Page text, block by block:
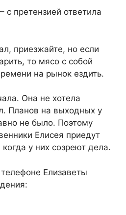
с претензией ответила
приезжайте, но если
то мясо с собой
на рынок ездить.
Она не хотела
Планов на выходных у
не было. Поэтому
Елисея приедут
у них созреют дела.
Елизаветы